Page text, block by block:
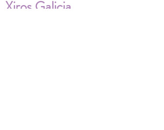
Xiros Galicia